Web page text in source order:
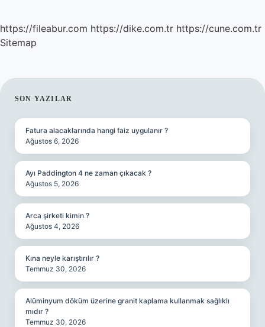
https://fileabur.com https://dike.com.tr https://cune.com.tr
Sitemap
SIDEBAR
SON YAZILAR
Fatura alacaklarında hangi faiz uygulanır ?
Ağustos 6, 2026
Ayı Paddington 4 ne zaman çıkacak ?
Ağustos 5, 2026
Arca şirketi kimin ?
Ağustos 4, 2026
Kına neyle karıştırılır ?
Temmuz 30, 2026
Alüminyum döküm üzerine granit kaplama kullanmak sağlıklı
mıdır ?
Temmuz 30, 2026